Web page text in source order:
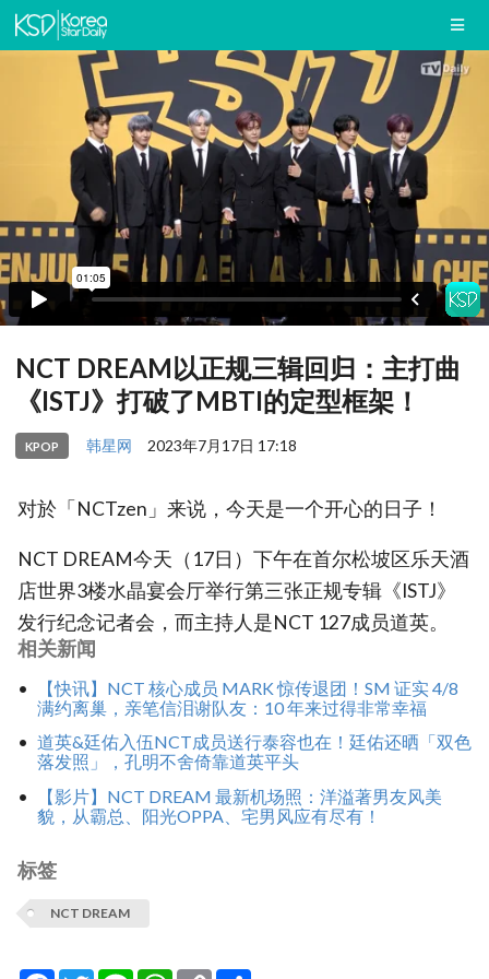
NCT DREAM以正规三辑回归：主打曲
《ISTJ》打破了MBTI的定型框架！
KPOP 韩星网 2023年7月17日 17:18
对於「NCTzen」来说，今天是一个开心的日子！
NCT DREAM今天（17日）下午在首尔松坡区乐天酒
店世界3楼水晶宴会厅举行第三张正规专辑《ISTJ》
发行纪念记者会，而主持人是NCT 127成员道英。
相关新闻
【快讯】NCT 核心成员 MARK 惊传退团！SM 证实 4/8
满约离巢，亲笔信泪谢队友：10 年来过得非常幸福
道英&廷佑入伍NCT成员送行泰容也在！廷佑还晒「双色
落发照」，孔明不舍倚靠道英平头
【影片】NCT DREAM 最新机场照：洋溢著男友风美
貌，从霸总、阳光OPPA、宅男风应有尽有！
标签
NCT DREAM